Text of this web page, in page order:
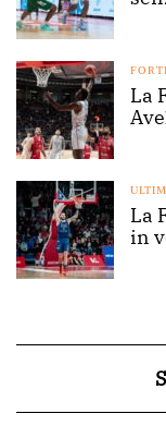
La
La
in